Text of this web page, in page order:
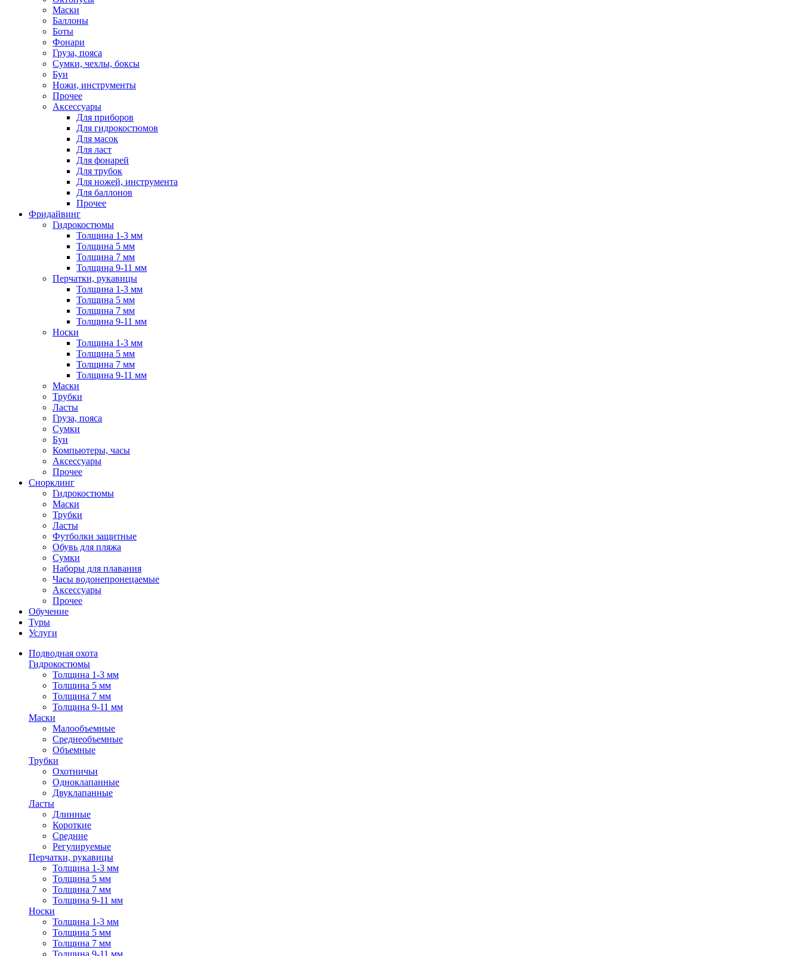
Маски
Баллоны
Боты
Фонари
Груза, пояса
Сумки, чехлы, боксы
Буи
Ножи, инструменты
Прочее
Аксессуары
Для приборов
Для гидрокостюмов
Для масок
Для ласт
Для фонарей
Для трубок
Для ножей, инструмента
Для баллонов
Прочее
Фридайвинг
Гидрокостюмы
Толщина 1-3 мм
Толщина 5 мм
Толщина 7 мм
Толщина 9-11 мм
Перчатки, рукавицы
Толщина 1-3 мм
Толщина 5 мм
Толщина 7 мм
Толщина 9-11 мм
Носки
Толщина 1-3 мм
Толщина 5 мм
Толщина 7 мм
Толщина 9-11 мм
Маски
Трубки
Ласты
Груза, пояса
Сумки
Буи
Компьютеры, часы
Аксессуары
Прочее
Снорклинг
Гидрокостюмы
Маски
Трубки
Ласты
Футболки защитные
Обувь для пляжа
Сумки
Наборы для плавания
Часы водонепронецаемые
Аксессуары
Прочее
Обучение
Туры
Услуги
Подводная охота
Гидрокостюмы
Толщина 1-3 мм
Толщина 5 мм
Толщина 7 мм
Толщина 9-11 мм
Маски
Малообъемные
Среднеобъемные
Объемные
Трубки
Охотничьи
Одноклапанные
Двуклапанные
Ласты
Длинные
Короткие
Средние
Регулируемые
Перчатки, рукавицы
Толщина 1-3 мм
Толщина 5 мм
Толщина 7 мм
Толщина 9-11 мм
Носки
Толщина 1-3 мм
Толщина 5 мм
Толщина 7 мм
Толщина 9-11 мм